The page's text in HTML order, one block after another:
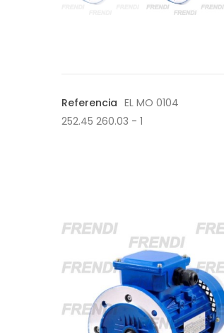
Referencia EL MO 0104
252.45 260.03 - 1